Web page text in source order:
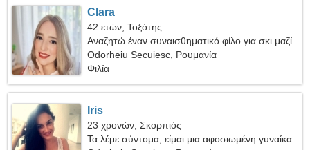
Clara
42 ετών, Τοξότης
Αναζητώ έναν συναισθηματικό φίλο για σκι μαζί
Odorheiu Secuiesc, Ρουμανία
Φιλία
Iris
23 χρονών, Σκορπιός
Τα λέμε σύντομα, είμαι μια αφοσιωμένη γυναίκα